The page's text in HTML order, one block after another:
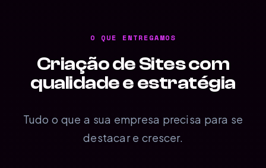
O QUE ENTREGAMOS
Criação de Sites com
qualidade e estratégia
Tudo o que a sua empresa precisa para se
destacar e crescer.